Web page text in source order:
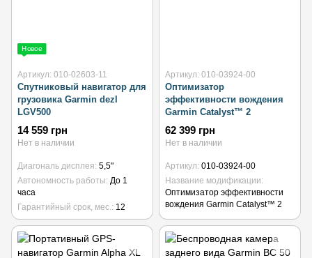
Новое
Артикул: 010-02603-11
Спутниковый навигатор для
грузовика Garmin dezl
LGV500
14 559 грн
Нет в наличии
Диагональ дисплея 5,5"
Автономность работы До 1
часа
Гарантийный срок, мес. 12
Артикул: 010-03924-00
Оптимизатор
эффективности вождения
Garmin Catalyst™ 2
62 399 грн
Нет в наличии
Артикул 010-03924-00
Название модификации
Оптимизатор эффективности
вождения Garmin Catalyst™ 2